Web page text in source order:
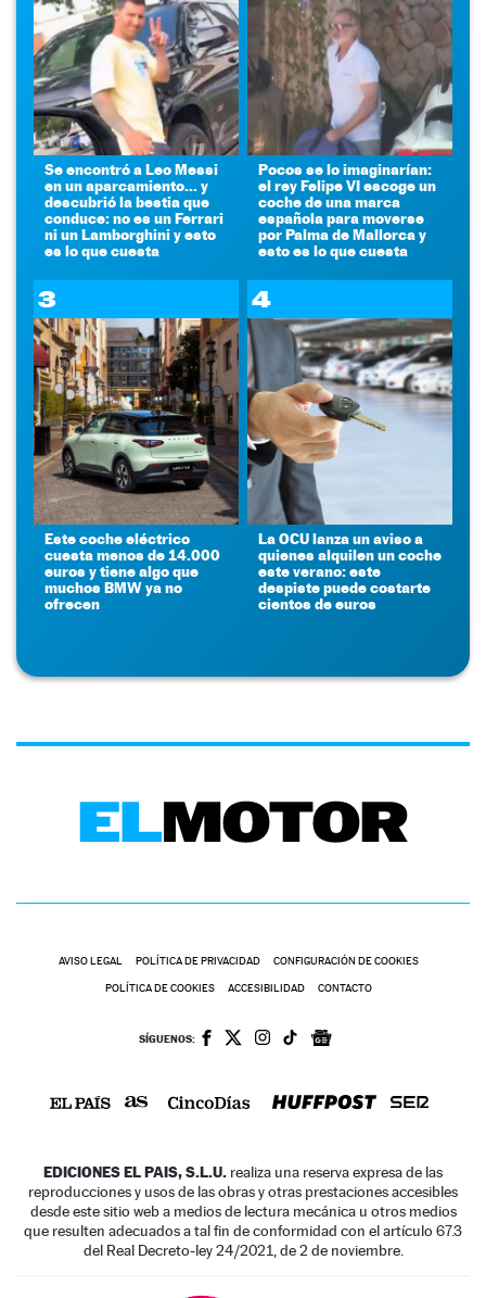
Se encontró a Leo Messi
en un aparcamiento... y
descubrió la bestia que
conduce: no es un Ferrari
ni un Lamborghini y esto
es lo que cuesta
Pocos se lo imaginarían:
el rey Felipe VI escoge un
coche de una marca
española para moverse
por Palma de Mallorca y
esto es lo que cuesta
3
Este coche eléctrico
cuesta menos de 14.000
euros y tiene algo que
muchos BMW ya no
ofrecen
4
La OCU lanza un aviso a
quienes alquilen un coche
este verano: este
despiste puede costarte
cientos de euros
AVISO LEGAL POLÍTICA DE PRIVACIDAD CONFIGURACIÓN DE COOKIES
POLÍTICA DE COOKIES ACCESIBILIDAD CONTACTO
SÍGUENOS:
EDICIONES EL PAIS, S.L.U. realiza una reserva expresa de las
reproducciones y usos de las obras y otras prestaciones accesibles
desde este sitio web a medios de lectura mecánica u otros medios
que resulten adecuados a tal fin de conformidad con el artículo 67.3
del Real Decreto-ley 24/2021, de 2 de noviembre.